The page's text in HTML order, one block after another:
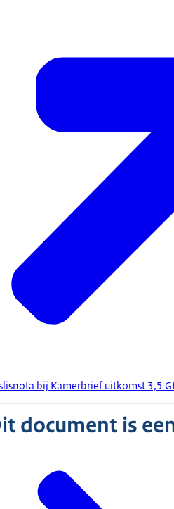
bij Kamerbrief uitkomst 3,5
document is